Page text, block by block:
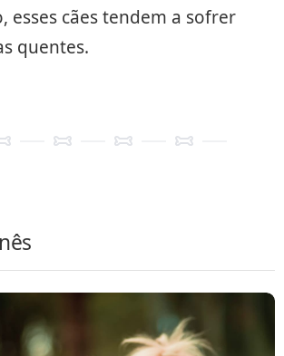
esses cães tendem a sofrer
quentes.